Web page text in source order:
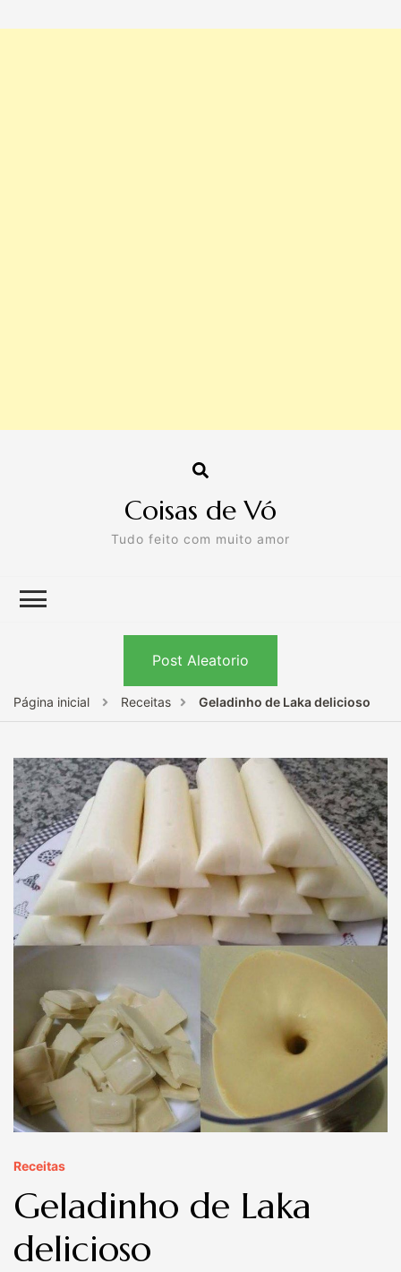
Coisas de Vó
Tudo feito com muito amor
Post Aleatorio
Página inicial Receitas Geladinho de Laka delicioso
Receitas
Geladinho de Laka
delicioso